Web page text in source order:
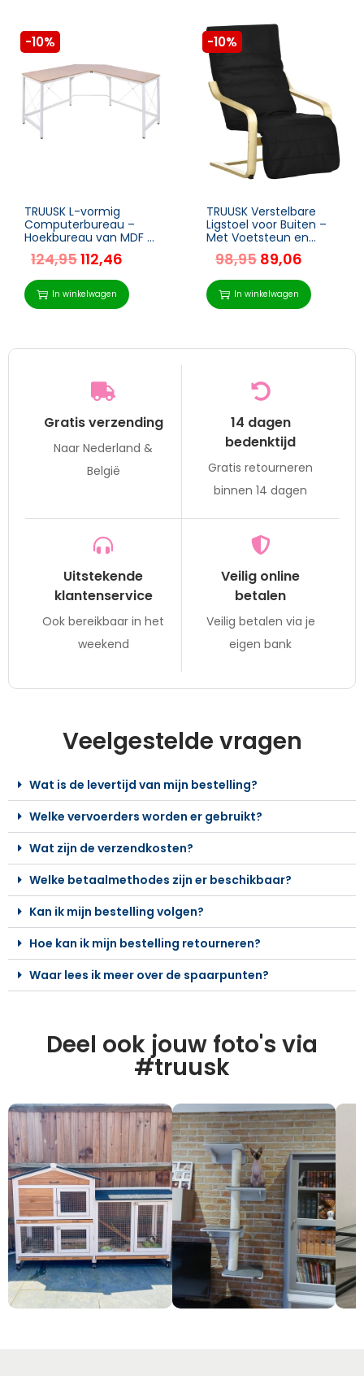
-10%
TRUUSK L-vormig
Computerbureau –
Hoekbureau van MDF –
Natuurlijke uitstraling –
150 x 150 x 76 cm –
Ideaal voor kantoor of
124,95112,46
In winkelwagen
-10%
TRUUSK Verstelbare
Ligstoel voor Buiten –
Met Voetsteun en
Kussen – Hout en Zwart
– 66,5 x 94 x 100 cm
98,95 89,06
In winkelwagen
Gratis verzending
Naar Nederland &
België
14 dagen
bedenktijd
Gratis retourneren
binnen 14 dagen
Uitstekende
klantenservice
Ook bereikbaar in het
weekend
Veilig online
betalen
Veilig betalen via je
eigen bank
Veelgestelde vragen
Wat is de levertijd van mijn bestelling?
Welke vervoerders worden er gebruikt?
Wat zijn de verzendkosten?
Welke betaalmethodes zijn er beschikbaar?
Kan ik mijn bestelling volgen?
Hoe kan ik mijn bestelling retourneren?
Waar lees ik meer over de spaarpunten?
Deel ook jouw foto's via
#truusk